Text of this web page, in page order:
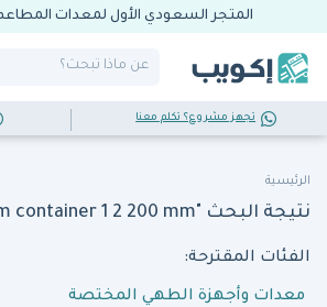
المتجر السعودي الأول لمعدات
تجهز مشروع؟ تكلم معنا
الرئيسية
نتيجة البحث "gastronorm container 1 2 200 mm"
الفئات المقترحة:
معدات وأجهزة الطهي المختصة